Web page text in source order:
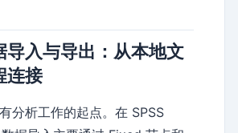
导入与导出：从本地文
连接
分析工作的起点。在 SPSS